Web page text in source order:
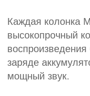
Каждая колонка
высокопрочный
заряде
мощный звук.